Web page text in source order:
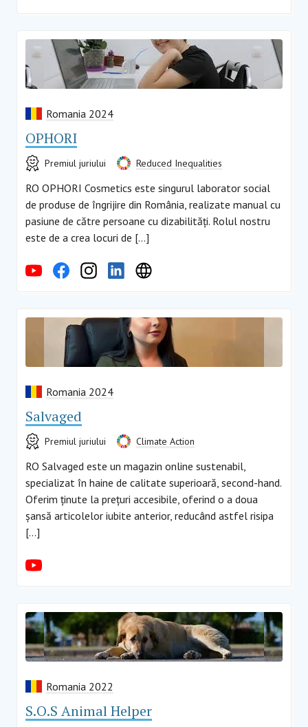
Romania 2024
OPHORI
Premiul juriului Reduced Inequalities
RO OPHORI Cosmetics este singurul laborator social
de produse de îngrijire din România, realizate manual cu
pasiune de către persoane cu dizabilități. Rolul nostru
este de a crea locuri de […]
Romania 2024
Salvaged
Premiul juriului Climate Action
RO Salvaged este un magazin online sustenabil,
specializat în haine de calitate superioară, second-hand.
Oferim ținute la prețuri accesibile, oferind o a doua
șansă articolelor iubite anterior, reducând astfel risipa
[…]
Romania 2022
S.O.S Animal Helper